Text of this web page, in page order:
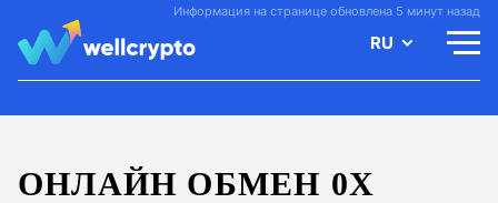
Информация на странице обновлена 5 минут назад
RU
ОНЛАЙН ОБМЕН 0X